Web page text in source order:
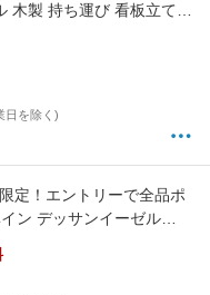
木製 持ち運び 看板立て
デスクイーゼル 絵画イ
ターレンス 油絵 画材 水
スク ミニイゼール 写生
日を除く)
定！エントリーで全品ポ
ン デッサンイーゼル